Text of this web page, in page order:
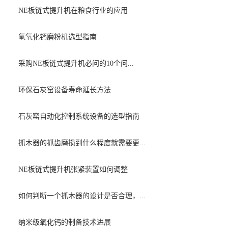
NE板链式提升机在粮食行业的应用
氢氧化钙磨粉机选型指南
采购NE板链式提升机必问的10个问...
环保石灰窑设备寿命延长方法
石灰窑自动化控制系统设备的选型指南
抓木器的抓齿磨损到什么程度就需要更...
NE板链式提升机张紧装置如何调整
如何判断一个抓木器的设计是否合理，...
纳米级氧化钙的制备技术进展